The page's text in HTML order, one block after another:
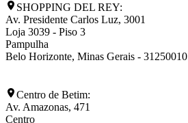
SHOPPING DEL REY:
Av. Presidente Carlos Luz, 3001
Loja 3039 - Piso 3
Pampulha
Belo Horizonte, Minas Gerais - 31250010
Centro de Betim:
Av. Amazonas, 471
Centro